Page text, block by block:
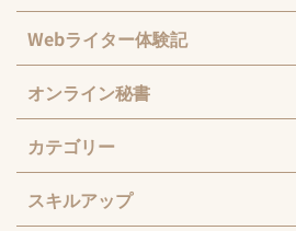
Webライター体験記
オンライン秘書
カテゴリー
スキルアップ